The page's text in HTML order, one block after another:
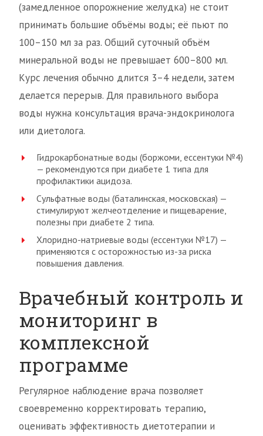
(замедленное опорожнение желудка) не стоит
принимать большие объёмы воды; её пьют по
100–150 мл за раз. Общий суточный объём
минеральной воды не превышает 600–800 мл.
Курс лечения обычно длится 3–4 недели, затем
делается перерыв. Для правильного выбора
воды нужна консультация врача-эндокринолога
или диетолога.
Гидрокарбонатные воды (боржоми, ессентуки №4)
— рекомендуются при диабете 1 типа для
профилактики ацидоза.
Сульфатные воды (баталинская, московская) —
стимулируют желчеотделение и пищеварение,
полезны при диабете 2 типа.
Хлоридно-натриевые воды (ессентуки №17) —
применяются с осторожностью из-за риска
повышения давления.
Врачебный контроль и
мониторинг в
комплексной
программе
Регулярное наблюдение врача позволяет
своевременно корректировать терапию,
оценивать эффективность диетотерапии и